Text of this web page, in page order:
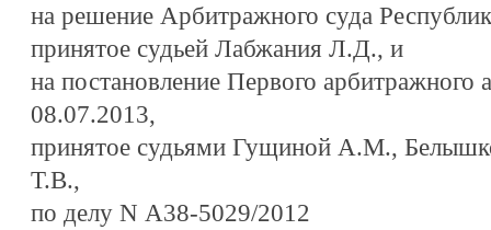
на решение Арбитражного суда
принятое судьей Лабжания Л.Д., и
на постановление Первого арбитражного
08.07.2013,
принятое судьями Гущиной А.М.,
Т.В.,
по делу N А38-5029/2012